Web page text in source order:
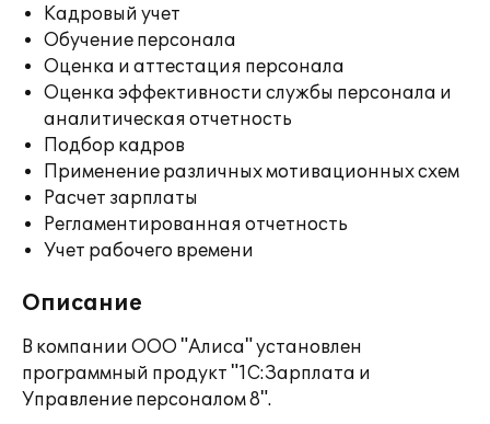
Кадровый учет
Обучение персонала
Оценка и аттестация персонала
Оценка эффективности службы персонала и
аналитическая отчетность
Подбор кадров
Применение различных мотивационных схем
Расчет зарплаты
Регламентированная отчетность
Учет рабочего времени
Описание
В компании ООО "Алиса" установлен
программный продукт "1С:Зарплата и
Управление персоналом 8".